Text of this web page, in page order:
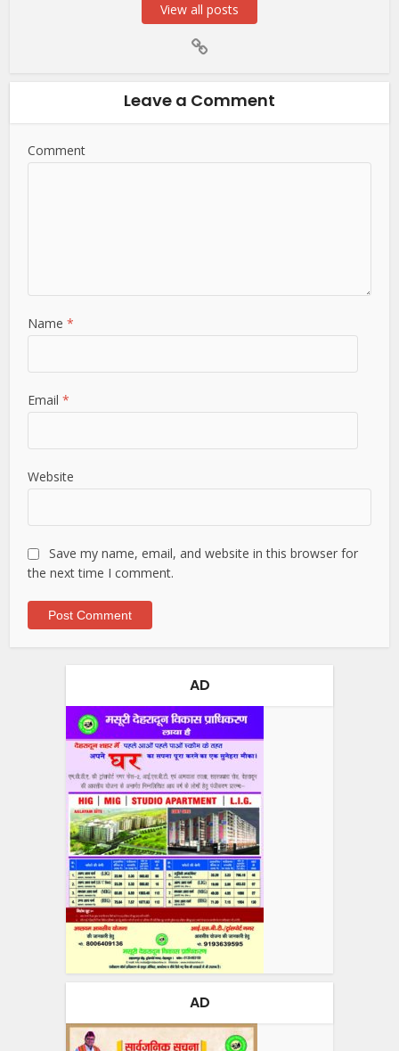
View all posts
Leave a Comment
Comment
Name*
Email*
Website
Save my name, email, and website in this browser for
the next time I comment.
AD
AD